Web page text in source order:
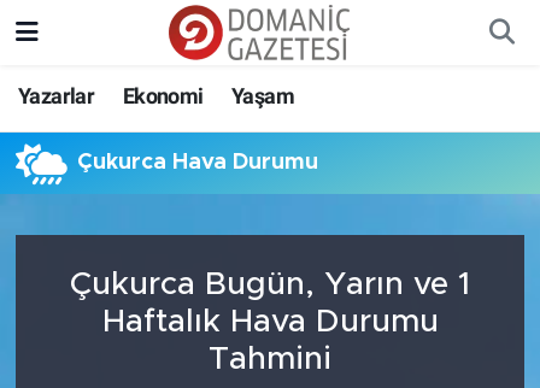
Yazarlar Ekonomi Yaşam
Çukurca Hava Durumu
Çukurca Bugün, Yarın ve 1
Haftalık Hava Durumu
Tahmini